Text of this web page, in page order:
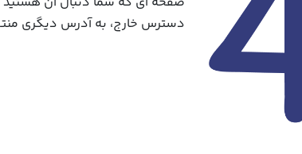
دسترس خارج، به آدرس دیگری